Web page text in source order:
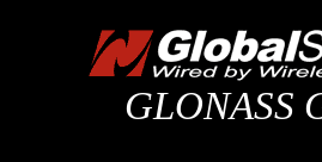
GLONASS